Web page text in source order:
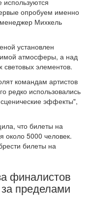
опробуем именно
Михкель
установлен
атмосферы, а над
элементов.
командам артистов
редко использовались
эффекты",
что билеты на
около 5000 человек.
билеты на
финалистов
пределами